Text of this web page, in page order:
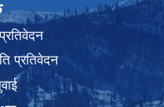
प्रतिवेदन